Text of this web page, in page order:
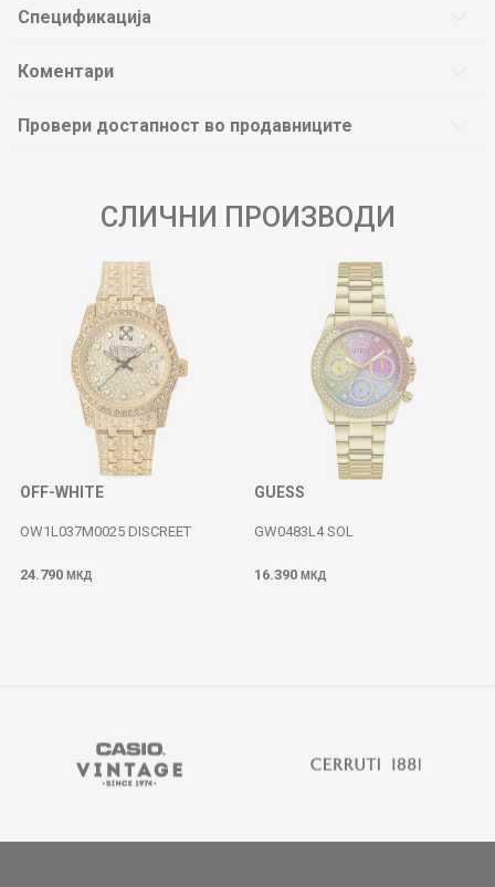
Спецификација
Коментари
Провери достапност во продавниците
СЛИЧНИ ПРОИЗВОДИ
OFF-WHITE
OW1L037M0025 DISCREET
24.790 МКД
GUESS
GW0483L4 SOL
16.390 МКД